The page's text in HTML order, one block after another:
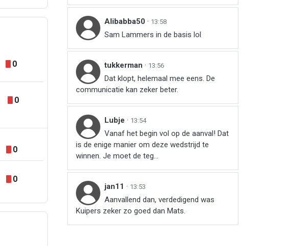
0
0
0
0
Alibabba50 · 13:58
Sam Lammers in de basis lol
tukkerman · 13:56
Dat klopt, helemaal mee eens. De
communicatie kan zeker beter.
Lubje · 13:54
Vanaf het begin vol op de aanval! Dat
is de enige manier om deze wedstrijd te
winnen. Je moet de teg...
jan11 · 13:53
Aanvallend dan, verdedigend was
Kuipers zeker zo goed dan Mats.